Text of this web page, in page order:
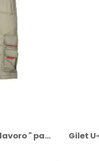
Pantaloni corti da lavoro " party "...